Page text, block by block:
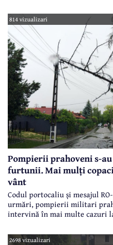
814 vizualizari
Pompierii prahoveni s-
furtunii. Mai mulți
vânt
Codul portocaliu și mesajul
urmări, pompierii militari
intervină în mai multe cazuri
2698 vizualizari